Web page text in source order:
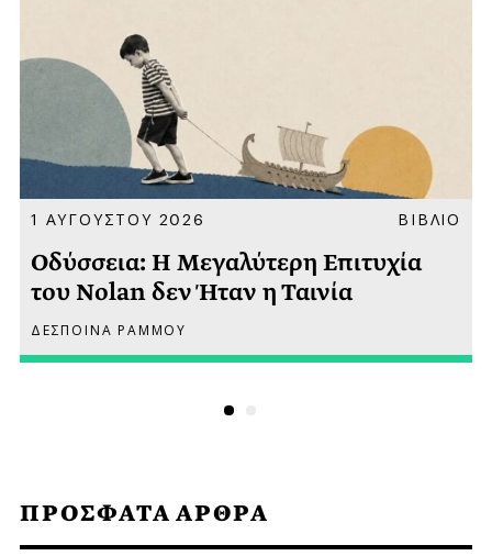
ΠΡΟΣΦΑΤΑ ΑΡΘΡΑ
1 ΑΥΓΟΥΣΤΟΥ 2026 ΒΙΒΛΙΟ
Οδύσσεια: Η Μεγαλύτερη Επιτυχία
του Nolan δεν Ήταν η Ταινία
ΔΕΣΠΟΙΝΑ ΡΑΜΜΟΥ